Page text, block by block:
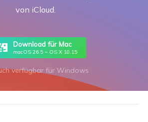
von iCloud.
Download für Mac
macOS 26.5 ~ OS X 10.15
verfügbar für Windows